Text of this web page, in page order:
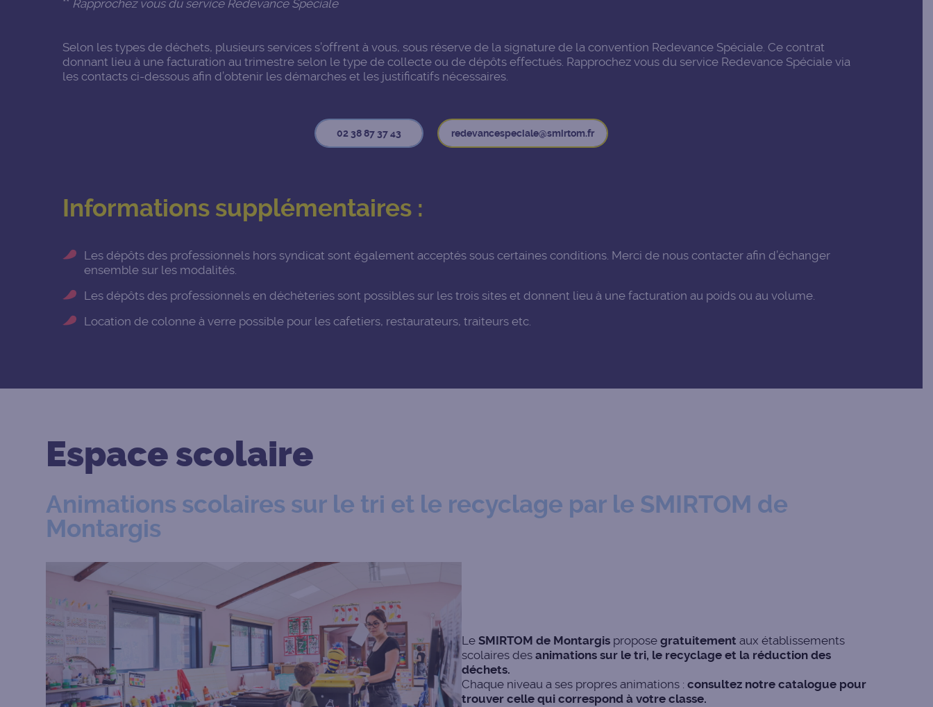
** Rapprochez vous du service Redevance Spéciale
Selon les types de déchets, plusieurs services s’offrent à vous, sous réserve de la signature de la convention Redevance Spéciale. Ce contrat
donnant lieu à une facturation au trimestre selon le type de collecte ou de dépôts effectués. Rapprochez vous du service Redevance Spéciale via
les contacts ci-dessous afin d’obtenir les démarches et les justificatifs nécessaires.
02 38 87 37 43 redevancespeciale@smirtom.fr
Informations supplémentaires :
Les dépôts des professionnels hors syndicat sont également acceptés sous certaines conditions. Merci de nous contacter afin d’échanger
ensemble sur les modalités.
Les dépôts des professionnels en déchèteries sont possibles sur les trois sites et donnent lieu à une facturation au poids ou au volume.
Location de colonne à verre possible pour les cafetiers, restaurateurs, traiteurs etc.
Espace scolaire
Animations scolaires sur le tri et le recyclage par le SMIRTOM de
Montargis
Le SMIRTOM de Montargis propose gratuitement aux établissements
scolaires des animations sur le tri, le recyclage et la réduction des
déchets.
Chaque niveau a ses propres animations : consultez notre catalogue pour
trouver celle qui correspond à votre classe.